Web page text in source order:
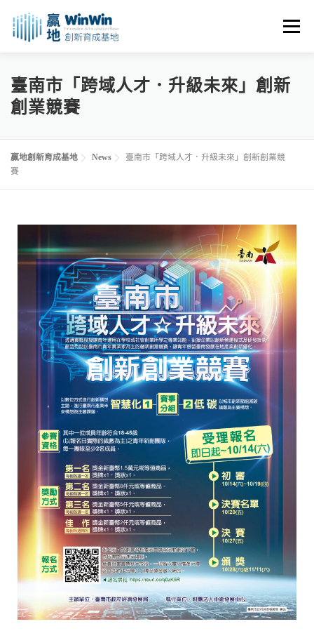
選單
關於我們 最新消息 創業資源 創業諮詢
臺南市「跨域人才．升級未來」創新
創業競賽
贏地創新育成基地 News
臺南市「跨域人才．升級未來」創新創業競
賽